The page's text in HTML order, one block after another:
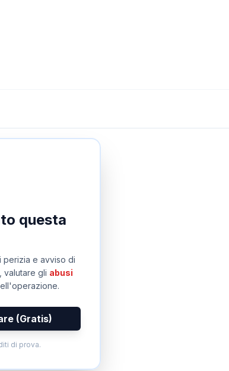
questa
perizia e avviso di
, valutare gli abusi
(Gratis)
di prova.